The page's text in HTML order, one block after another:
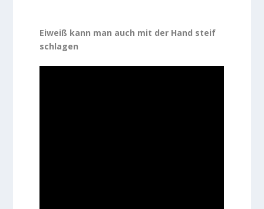
Eiweiß kann man auch mit der Hand steif
schlagen